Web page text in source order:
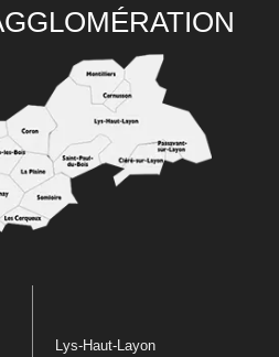
Lys-Haut-Layon